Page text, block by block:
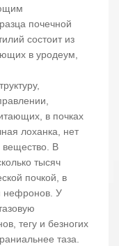
почечной
состоит из
в уродеум,
в почках
лоханка, нет
вещество. В
тысяч
почкой, в
нефронов. У
тегу и безногих
таза.